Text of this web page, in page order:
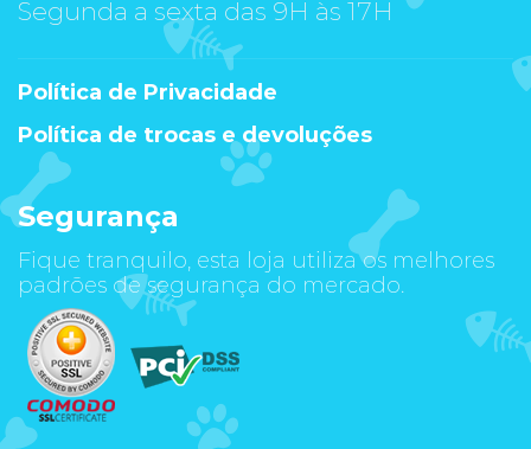
Segunda a sexta das 9H às 17H
Política de Privacidade
Política de trocas e devoluções
Segurança
Fique tranquilo, esta loja utiliza os melhores
padrões de segurança do mercado.